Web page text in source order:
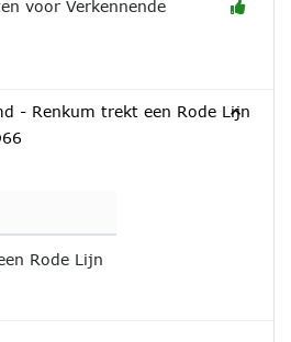
voor Verkennende
- Renkum trekt een Rode Lijn
Rode Lijn